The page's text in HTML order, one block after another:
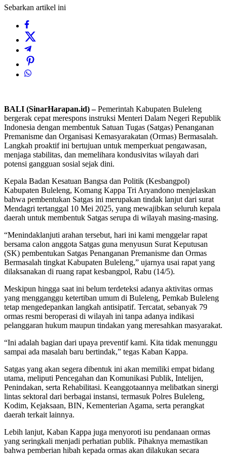
Sebarkan artikel ini
BALI (SinarHarapan.id) –Pemerintah Kabupaten Buleleng
bergerak cepat merespons instruksi Menteri Dalam Negeri Republik
Indonesia dengan membentuk Satuan Tugas (Satgas) Penanganan
Premanisme dan Organisasi Kemasyarakatan (Ormas) Bermasalah.
Langkah proaktif ini bertujuan untuk memperkuat pengawasan,
menjaga stabilitas, dan memelihara kondusivitas wilayah dari
potensi gangguan sosial sejak dini.
Kepala Badan Kesatuan Bangsa dan Politik (Kesbangpol)
Kabupaten Buleleng, Komang Kappa Tri Aryandono menjelaskan
bahwa pembentukan Satgas ini merupakan tindak lanjut dari surat
Mendagri tertanggal 10 Mei 2025, yang mewajibkan seluruh kepala
daerah untuk membentuk Satgas serupa di wilayah masing-masing.
“Menindaklanjuti arahan tersebut, hari ini kami menggelar rapat
bersama calon anggota Satgas guna menyusun Surat Keputusan
(SK) pembentukan Satgas Penanganan Premanisme dan Ormas
Bermasalah tingkat Kabupaten Buleleng,” ujarnya usai rapat yang
dilaksanakan di ruang rapat kesbangpol, Rabu (14/5).
Meskipun hingga saat ini belum terdeteksi adanya aktivitas ormas
yang mengganggu ketertiban umum di Buleleng, Pemkab Buleleng
tetap mengedepankan langkah antisipatif. Tercatat, sebanyak 79
ormas resmi beroperasi di wilayah ini tanpa adanya indikasi
pelanggaran hukum maupun tindakan yang meresahkan masyarakat.
“Ini adalah bagian dari upaya preventif kami. Kita tidak menunggu
sampai ada masalah baru bertindak,” tegas Kaban Kappa.
Satgas yang akan segera dibentuk ini akan memiliki empat bidang
utama, meliputi Pencegahan dan Komunikasi Publik, Intelijen,
Penindakan, serta Rehabilitasi. Keanggotaannya melibatkan sinergi
lintas sektoral dari berbagai instansi, termasuk Polres Buleleng,
Kodim, Kejaksaan, BIN, Kementerian Agama, serta perangkat
daerah terkait lainnya.
Lebih lanjut, Kaban Kappa juga menyoroti isu pendanaan ormas
yang seringkali menjadi perhatian publik. Pihaknya memastikan
bahwa pemberian hibah kepada ormas akan dilakukan secara